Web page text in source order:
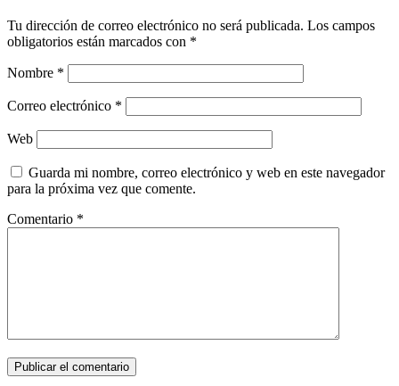
Tu dirección de correo electrónico no será publicada. Los campos
obligatorios están marcados con *
Nombre *
Correo electrónico *
Web
Guarda mi nombre, correo electrónico y web en este navegador
para la próxima vez que comente.
Comentario *